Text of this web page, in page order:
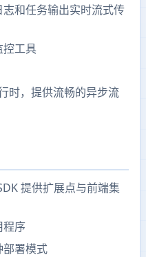
和任务输出实时流式传
控工具
时，提供流畅的异步流
提供扩展点与前端集
程序
部署模式